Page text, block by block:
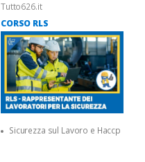
Tutto626.it
CORSO RLS
Sicurezza sul Lavoro e Haccp